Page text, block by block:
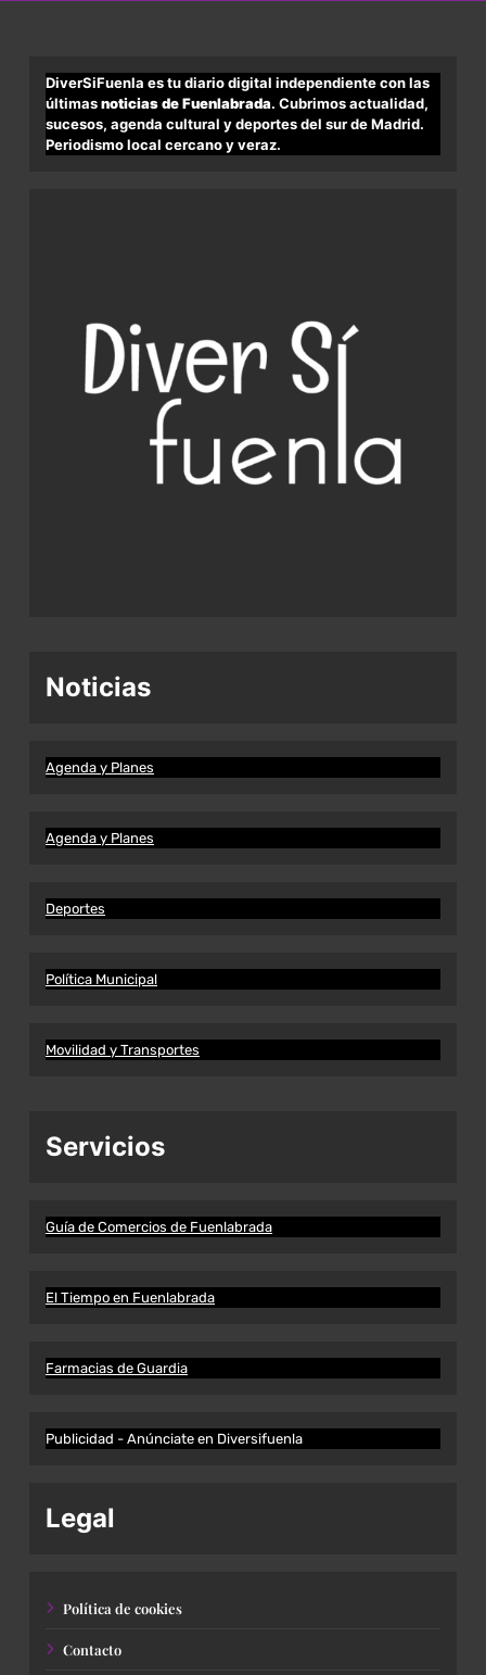
DiverSiFuenla es tu diario digital independiente con las
últimasnoticias de Fuenlabrada. Cubrimos actualidad,
sucesos, agenda cultural y deportes del sur de Madrid.
Periodismo local cercano y veraz.
Noticias
Agenda y Planes
Agenda y Planes
Deportes
Política Municipal
Movilidad y Transportes
Servicios
Guía de Comercios de Fuenlabrada
El Tiempo en Fuenlabrada
Farmacias de Guardia
Publicidad - Anúnciate en Diversifuenla
Legal
Política de cookies
Contacto